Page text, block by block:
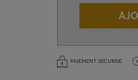
PAIEMENT SÉCURISÉ